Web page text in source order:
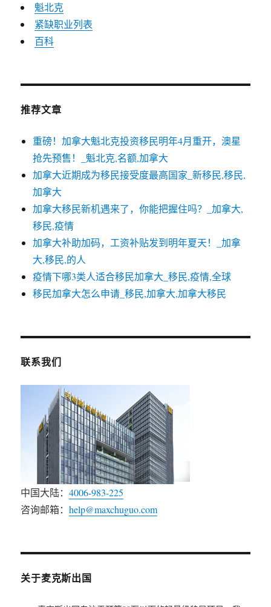
魁北克
紧缺职业列表
百科
推荐文章
重磅！加拿大魁北克投资移民明年4月重开，澳星
抢先预售！_魁北克,名额,加拿大
加拿大近期成为移民接受度最高国家_新移民,移民,
加拿大
加拿大移民新机遇来了，你能把握住吗？_加拿大,
移民,疫情
加拿大补助加码，工资补贴发到明年夏天！_加拿
大,移民,的人
疫情下哪3类人适合移民加拿大_移民,疫情,全球
移民加拿大怎么申请_移民,加拿大,加拿大移民
联系我们
中国大陆：4006-983-225
咨询邮箱：help@maxchuguo.com
关于麦克斯出国